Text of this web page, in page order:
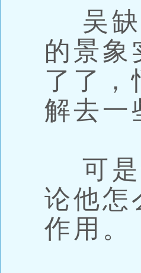
吴缺
的景象
了了，
解去一
可是
论他怎
作用。